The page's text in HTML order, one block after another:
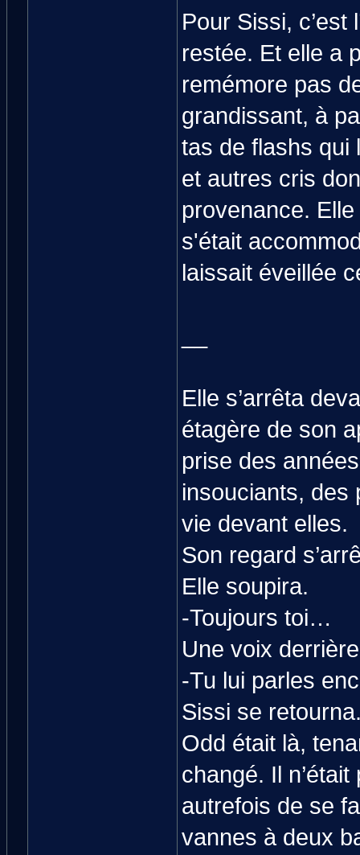
Pour Sissi, c’est
restée. Et elle a
remémore pas
grandissant, à
tas de flashs qui
et autres cris
provenance.
s'était
laissait éveillée
Elle s’arrêta
étagère de son
prise des
insouciants, des
vie devant elles.
Son regard
Elle soupira.
-Toujours toi…
Une voix
-Tu lui parles
Sissi se
Odd était là,
changé. Il
autrefois de se
vannes à deux